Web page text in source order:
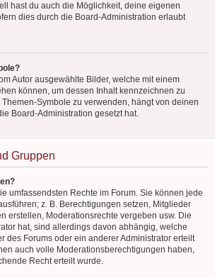
hast du auch die Möglichkeit, deine eigenen
dies durch die Board-Administration erlaubt
Autor ausgewählte Bilder, welche mit einem
können, um dessen Inhalt kennzeichnen zu
Symbole zu verwenden, hängt von deinen
Board-Administration gesetzt hat.
Gruppen
umfassendsten Rechte im Forum. Sie können jede
z. B. Berechtigungen setzen, Mitglieder
erstellen, Moderationsrechte vergeben usw. Die
hat, sind allerdings davon abhängig, welche
des Forums oder ein anderer Administrator erteilt
auch volle Moderationsberechtigungen haben,
Recht erteilt wurde.